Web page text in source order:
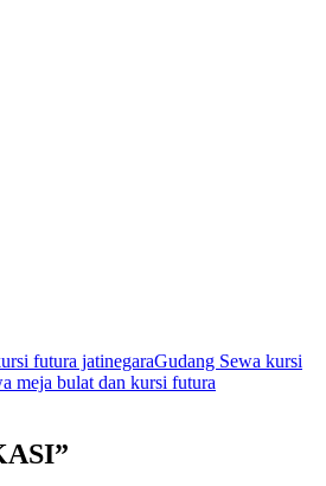
futura jatinegaraGudang Sewa kursi
meja bulat dan kursi futura